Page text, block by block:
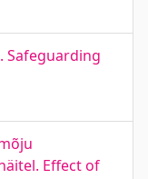
Safeguarding
Effect of